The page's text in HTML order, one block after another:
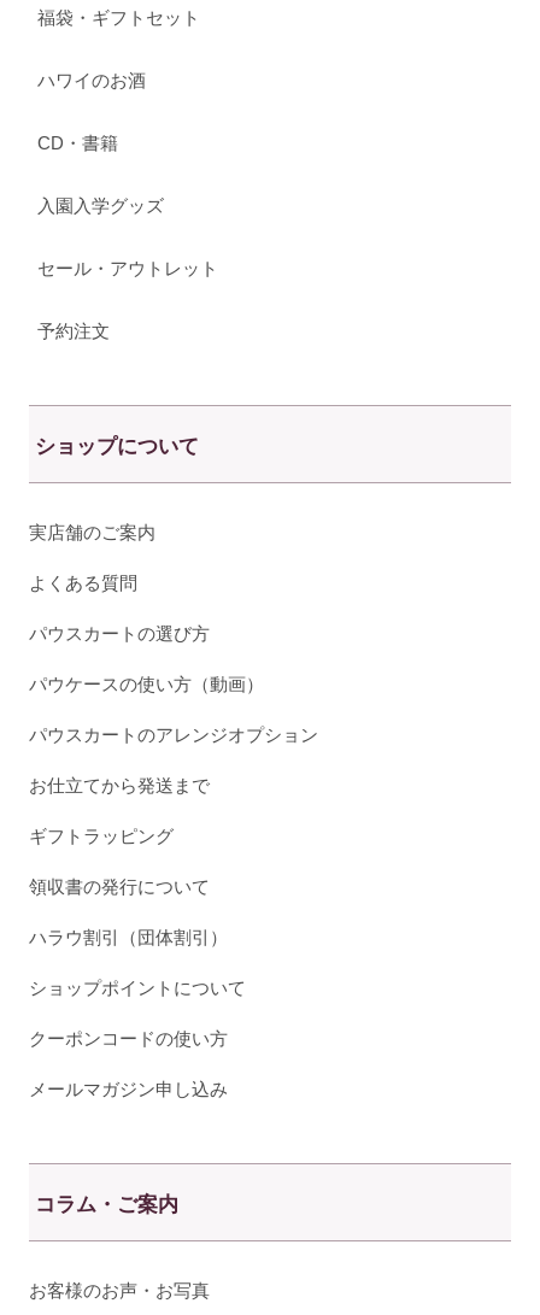
福袋・ギフトセット
ハワイのお酒
CD・書籍
入園入学グッズ
セール・アウトレット
予約注文
ショップについて
実店舗のご案内
よくある質問
パウスカートの選び方
パウケースの使い方（動画）
パウスカートのアレンジオプション
お仕立てから発送まで
ギフトラッピング
領収書の発行について
ハラウ割引（団体割引）
ショップポイントについて
クーポンコードの使い方
メールマガジン申し込み
コラム・ご案内
お客様のお声・お写真